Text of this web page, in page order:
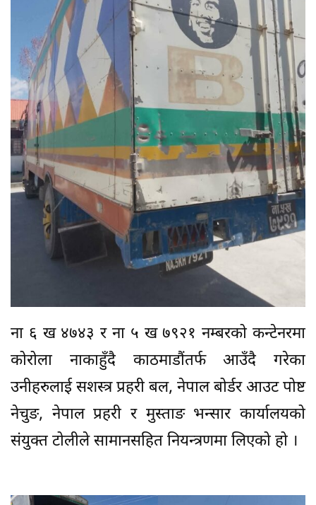
ना ६ ख ४७४३ र ना ५ ख ७९२१ नम्बरको कन्टेनरमा
कोरोला नाकाहुँदै काठमाडौंतर्फ आउँदै गरेका
उनीहरुलाई सशस्त्र प्रहरी बल, नेपाल बोर्डर आउट पोष्ट
नेचुङ, नेपाल प्रहरी र मुस्ताङ भन्सार कार्यालयको
संयुक्त टोलीले सामानसहित नियन्त्रणमा लिएको हो ।